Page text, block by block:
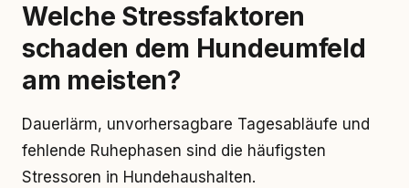
Welche Stressfaktoren
schaden dem Hundeumfeld
am meisten?
Dauerlärm, unvorhersagbare Tagesabläufe und
fehlende Ruhephasen sind die häufigsten
Stressoren in Hundehaushalten.